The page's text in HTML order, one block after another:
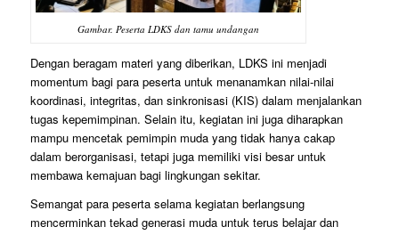
Gambar. Peserta LDKS dan tamu undangan
Dengan beragam materi yang diberikan, LDKS ini menjadi
momentum bagi para peserta untuk menanamkan nilai-nilai
koordinasi, integritas, dan sinkronisasi (KIS) dalam menjalankan
tugas kepemimpinan. Selain itu, kegiatan ini juga diharapkan
mampu mencetak pemimpin muda yang tidak hanya cakap
dalam berorganisasi, tetapi juga memiliki visi besar untuk
membawa kemajuan bagi lingkungan sekitar.
Semangat para peserta selama kegiatan berlangsung
mencerminkan tekad generasi muda untuk terus belajar dan